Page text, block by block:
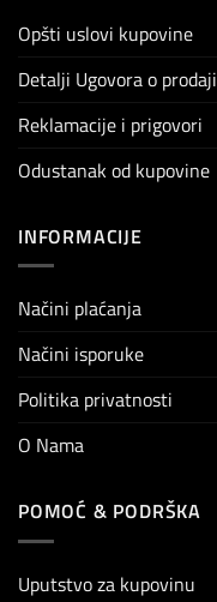
Opšti uslovi kupovine
Detalji Ugovora o prodaji
Reklamacije i prigovori
Odustanak od kupovine
INFORMACIJE
Načini plaćanja
Načini isporuke
Politika privatnosti
O Nama
POMOĆ & PODRŠKA
Uputstvo za kupovinu